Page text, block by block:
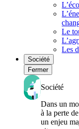
Le
Les
Société
Fermer
Société
Dans un
à la perte
un enjeu